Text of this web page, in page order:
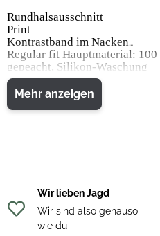
Rundhalsausschnitt
Print
Kontrastband im Nacken
Regular fit Hauptmaterial: 100
gepeacht, Silikon-Waschung
Mehr anzeigen
Wir lieben Jagd
Wir sind also genauso
wie du